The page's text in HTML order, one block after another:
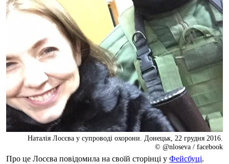
Наталія Лосєва у супроводі охорони. Донецьк, 22 грудня 2016.
© @nloseva / facebook
Про це Лосєва повідомила на своїй сторінці уФейсбуці.